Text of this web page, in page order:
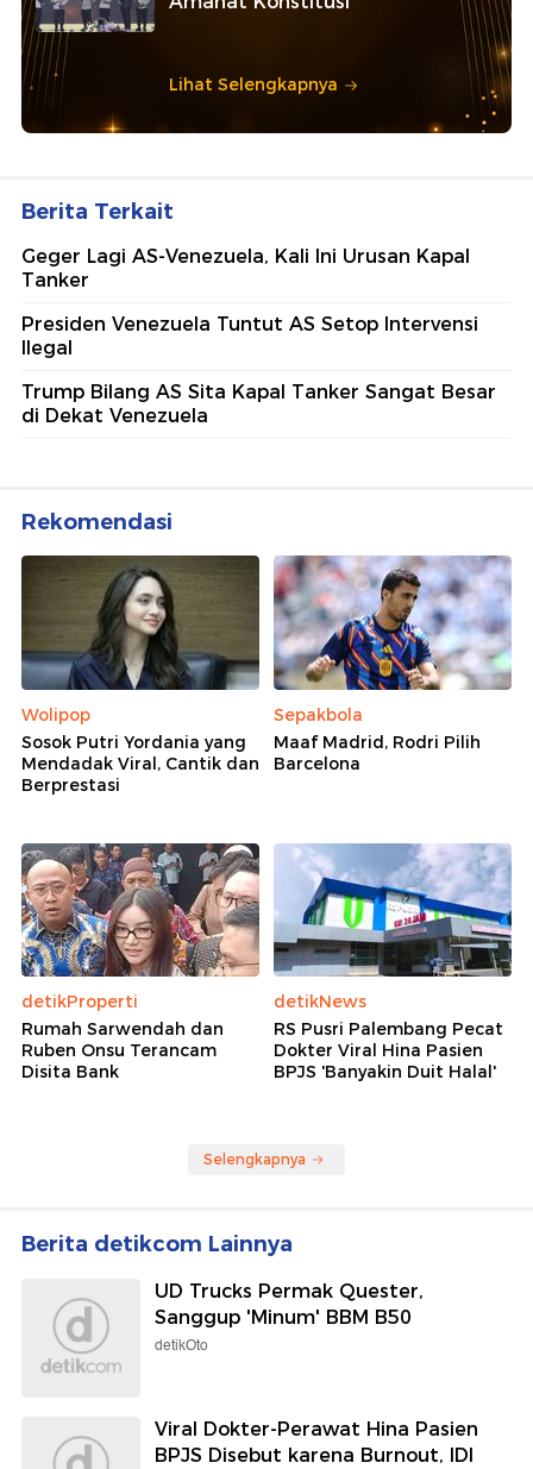
Lihat Selengkapnya
Berita Terkait
Geger Lagi AS-Venezuela, Kali Ini Urusan Kapal
Tanker
Presiden Venezuela Tuntut AS Setop Intervensi
Ilegal
Trump Bilang AS Sita Kapal Tanker Sangat Besar
di Dekat Venezuela
Rekomendasi
Wolipop
Sosok Putri Yordania yang
Mendadak Viral, Cantik dan
Berprestasi
Sepakbola
Maaf Madrid, Rodri Pilih
Barcelona
detikProperti
Rumah Sarwendah dan
Ruben Onsu Terancam
Disita Bank
detikNews
RS Pusri Palembang Pecat
Dokter Viral Hina Pasien
BPJS 'Banyakin Duit Halal'
Selengkapnya
Berita detikcom Lainnya
UD Trucks Permak Quester,
Sanggup 'Minum' BBM B50
detikOto
Viral Dokter-Perawat Hina Pasien
BPJS Disebut karena Burnout, IDI